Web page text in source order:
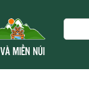
Search